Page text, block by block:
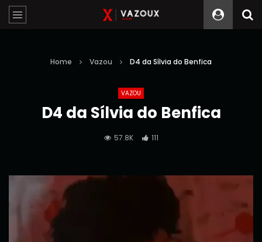
Home Vazou D4 da Sílvia do Benfica
VAZOU
D4 da Sílvia do Benfica
57.8K 111
Reprodutor